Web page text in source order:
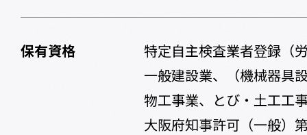
保有資格
特定自主検査業者登録（
一般建設業、（機械器具
物工事業、とび・土工工
大阪府知事許可（一般）